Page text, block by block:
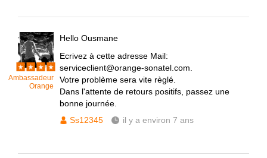
Ambassadeur
Orange
Hello Ousmane
Ecrivez à cette adresse Mail:
serviceclient@orange-sonatel.com.
Votre problème sera vite règlé.
Dans l'attente de retours positifs, passez une
bonne journée.
Ss12345
il y a environ 7 ans